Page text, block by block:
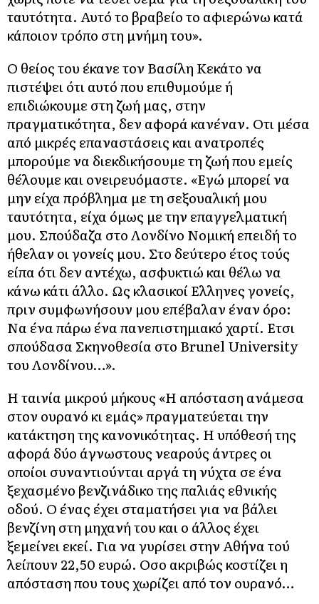
ταυτότητα. Αυτό το βραβείο το αφιερώνω κατά
κάποιον τρόπο στη μνήμη του».
Ο θείος του έκανε τον Βασίλη Κεκάτο να
πιστέψει ότι αυτό που επιθυμούμε ή
επιδιώκουμε στη ζωή μας, στην
πραγματικότητα, δεν αφορά κανέναν. Οτι μέσα
από μικρές επαναστάσεις και ανατροπές
μπορούμε να διεκδικήσουμε τη ζωή που εμείς
θέλουμε και ονειρευόμαστε. «Εγώ μπορεί να
μην είχα πρόβλημα με τη σεξουαλική μου
ταυτότητα, είχα όμως με την επαγγελματική
μου. Σπούδαζα στο Λονδίνο Νομική επειδή το
ήθελαν οι γονείς μου. Στο δεύτερο έτος τούς
είπα ότι δεν αντέχω, ασφυκτιώ και θέλω να
κάνω κάτι άλλο. Ως κλασικοί Ελληνες γονείς,
πριν συμφωνήσουν μου επέβαλαν έναν όρο:
Να ένα πάρω ένα πανεπιστημιακό χαρτί. Ετσι
σπούδασα Σκηνοθεσία στο Brunel University
του Λονδίνου…».
Η ταινία μικρού μήκους «Η απόσταση ανάμεσα
στον ουρανό κι εμάς» πραγματεύεται την
κατάκτηση της κανονικότητας. Η υπόθεσή της
αφορά δύο άγνωστους νεαρούς άντρες οι
οποίοι συναντιούνται αργά τη νύχτα σε ένα
ξεχασμένο βενζινάδικο της παλιάς εθνικής
οδού. Ο ένας έχει σταματήσει για να βάλει
βενζίνη στη μηχανή του και ο άλλος έχει
ξεμείνει εκεί. Για να γυρίσει στην Αθήνα τού
λείπουν 22,50 ευρώ. Οσο ακριβώς κοστίζει η
απόσταση που τους χωρίζει από τον ουρανό…